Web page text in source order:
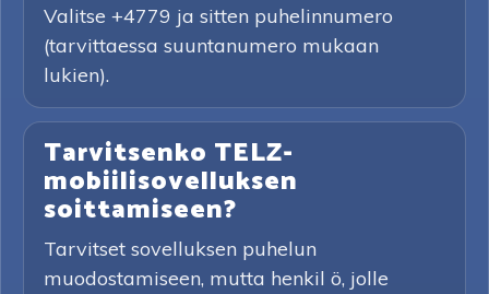
Valitse +4779 ja sitten puhelinnumero
(tarvittaessa suuntanumero mukaan
lukien).
Tarvitsenko TELZ-
mobiilisovelluksen
soittamiseen?
Tarvitset sovelluksen puhelun
muodostamiseen, mutta henkil ö, jolle